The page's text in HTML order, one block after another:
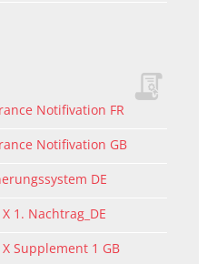
Notifivation FR
Notifivation GB
DE
X 1. Nachtrag_DE
X Supplement 1 GB